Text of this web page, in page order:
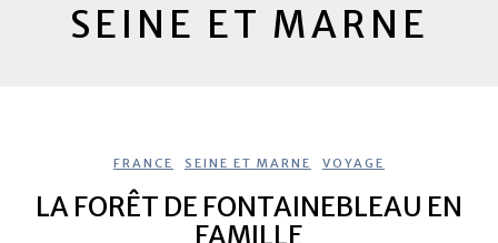
SEINE ET MARNE
FRANCE SEINE ET MARNE VOYAGE
LA FORÊT DE FONTAINEBLEAU EN
FAMILLE